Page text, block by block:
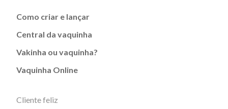
Como criar e lançar
Central da vaquinha
Vakinha ou vaquinha?
Vaquinha Online
Cliente feliz